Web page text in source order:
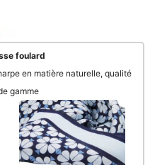
foulard
en matière naturelle, qualité
gamme